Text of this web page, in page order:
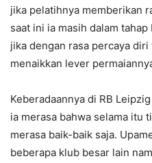
jika pelatihnya memberikan
saat ini ia masih dalam
jika dengan rasa percaya
menaikkan lever
Keberadaannya di RB
ia merasa bahwa selama itu
merasa baik-baik saja.
beberapa klub besar lain